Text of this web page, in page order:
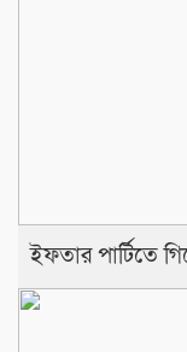
ইফতার পার্টিতে